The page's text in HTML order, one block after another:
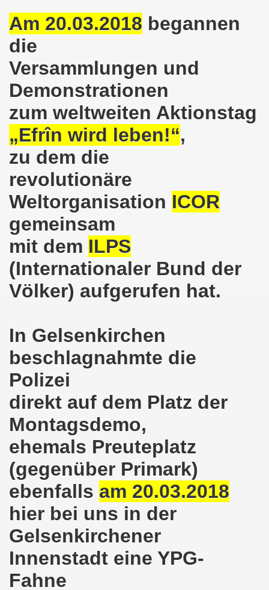
Am 20.03.2018 begannen
die
Versammlungen und
Demonstrationen
zum weltweiten Aktionstag
„Efrîn wird leben!“,
zu dem die
revolutionäre
Weltorganisation ICOR
gemeinsam
mit dem ILPS
(Internationaler Bund der
Völker) aufgerufen hat.
In Gelsenkirchen
beschlagnahmte die
Polizei
direkt auf dem Platz der
Montagsdemo,
ehemals Preuteplatz
(gegenüber Primark)
ebenfalls am 20.03.2018
hier bei uns in der
Gelsenkirchener
Innenstadt eine YPG-
Fahne
und von Martina Reichmann: Gelungenes Fest
Bewegung - feier am 11.09.2023 um 17.30 Uhr auf
Bewegung als Korrespondenz veröffentlicht von
solidarisiert sich am 10.07.2023 mit Jan
am 10.07.2023 auf dem Heinrich-König-
Bewegung Gelsenkirchen sagt am 12.06.2023 „Nein“
der Befreiung vom Hitler-Faschismus - aktiver
dem Heinrich-König-Platz als Kundgebungsplatz
am 13.03.2023 ruft auf: Aktiver Widerstand
solidarisch mit den Betroffenen am
am 13.02.2023: Aktiver Widerstand gegen
Bewegung am 21.11.2022: Sofortiger Stopp des
Montagsdemo-Bewegung am 14.11.2022 auf dem
Protest gegen die Preissteigerungen und für
am 10.10.2022: "Jin - Jiyan - Azadi -
Herbstdemonstration gegen die Politik der
ruft auf am 10.10.2022 zur Solidarität mit den
erst recht am 01.10.2022 nach Berlin zur
lädt am 12.09.2022 ein: Entlastungs-Paket
wir den III. Weltkrieg! Kommt zum Antikriegstag